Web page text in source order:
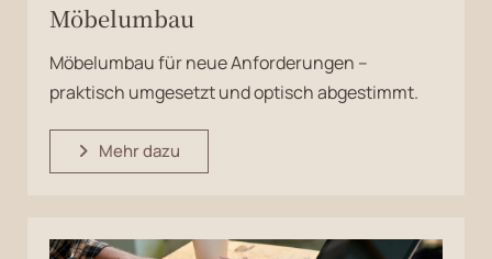
Möbelumbau
Möbelumbau für neue Anforderungen –
praktisch umgesetzt und optisch abgestimmt.
Mehr dazu